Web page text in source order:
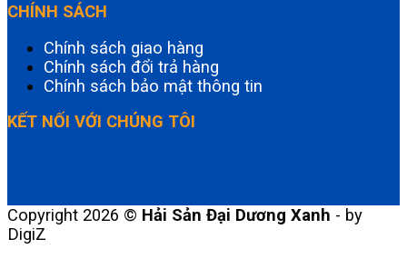
CHÍNH SÁCH
Chính sách giao hàng
Chính sách đổi trả hàng
Chính sách bảo mật thông tin
KẾT NỐI VỚI CHÚNG TÔI
Copyright 2026 © Hải Sản Đại Dương Xanh - by
DigiZ